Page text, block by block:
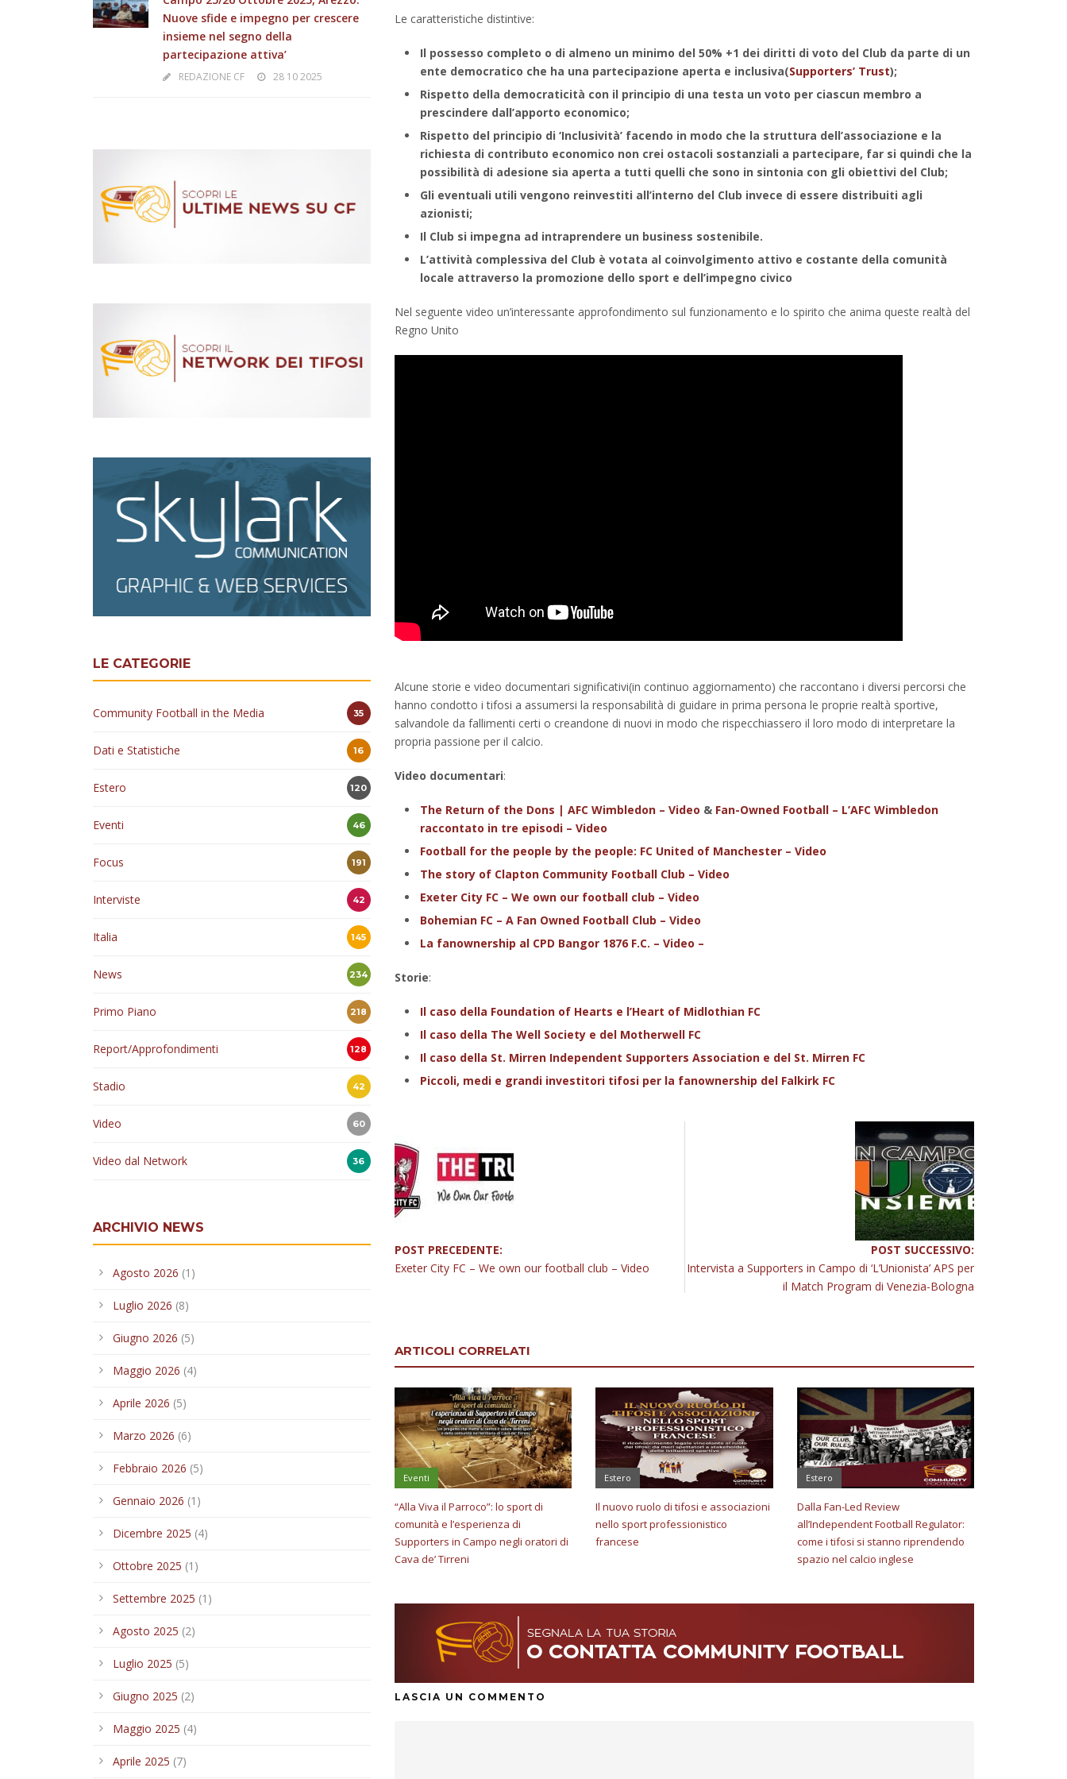
Le caratteristiche distintive:
Il possesso completo o di almeno un minimo del 50% +1 dei diritti di voto del Club da parte di un
ente democratico che ha una partecipazione aperta e inclusiva(Supporters’ Trust);
Rispetto della democraticità con il principio di una testa un voto per ciascun membro a
prescindere dall’apporto economico;
Rispetto del principio di ‘Inclusività’ facendo in modo che la struttura dell’associazione e la
richiesta di contributo economico non crei ostacoli sostanziali a partecipare, far si quindi che la
possibilità di adesione sia aperta a tutti quelli che sono in sintonia con gli obiettivi del Club;
Gli eventuali utili vengono reinvestiti all’interno del Club invece di essere distribuiti agli
azionisti;
Il Club si impegna ad intraprendere un business sostenibile.
L’attività complessiva del Club è votata al coinvolgimento attivo e costante della comunità
locale attraverso la promozione dello sport e dell’impegno civico
Nel seguente video un’interessante approfondimento sul funzionamento e lo spirito che anima queste realtà del
Regno Unito
Alcune storie e video documentari significativi(in continuo aggiornamento) che raccontano i diversi percorsi che
hanno condotto i tifosi a assumersi la responsabilità di guidare in prima persona le proprie realtà sportive,
salvandole da fallimenti certi o creandone di nuovi in modo che rispecchiassero il loro modo di interpretare la
propria passione per il calcio.
Video documentari:
The Return of the Dons | AFC Wimbledon – Video & Fan-Owned Football – L’AFC Wimbledon
raccontato in tre episodi – Video
Football for the people by the people: FC United of Manchester – Video
The story of Clapton Community Football Club – Video
Exeter City FC – We own our football club – Video
Bohemian FC – A Fan Owned Football Club – Video
La fanownership al CPD Bangor 1876 F.C. – Video –
Storie:
Il caso della Foundation of Hearts e l’Heart of Midlothian FC
Il caso della The Well Society e del Motherwell FC
Il caso della St. Mirren Independent Supporters Association e del St. Mirren FC
Piccoli, medi e grandi investitori tifosi per la fanownership del Falkirk FC
POST PRECEDENTE:
Exeter City FC – We own our football club – Video
POST SUCCESSIVO:
Intervista a Supporters in Campo di ‘L’Unionista’ APS per
il Match Program di Venezia-Bologna
ARTICOLI CORRELATI
Eventi
“Alla Viva il Parroco”: lo sport di
comunità e l’esperienza di
Supporters in Campo negli oratori di
Cava de’ Tirreni
Estero
Il nuovo ruolo di tifosi e associazioni
nello sport professionistico
francese
Estero
Dalla Fan-Led Review
all’Independent Football Regulator:
come i tifosi si stanno riprendendo
spazio nel calcio inglese
LASCIA UN COMMENTO
Nuove sfide e impegno per crescere
insieme nel segno della
partecipazione attiva’
REDAZIONE CF 28 10 2025
LE CATEGORIE
Community Football in the Media 35
Dati e Statistiche 16
Estero 120
Eventi 46
Focus 191
Interviste 42
Italia 145
News 234
Primo Piano 218
Report/Approfondimenti 128
Stadio 42
Video 60
Video dal Network 36
ARCHIVIO NEWS
Agosto 2026 (1)
Luglio 2026 (8)
Giugno 2026 (5)
Maggio 2026 (4)
Aprile 2026 (5)
Marzo 2026 (6)
Febbraio 2026 (5)
Gennaio 2026 (1)
Dicembre 2025 (4)
Ottobre 2025 (1)
Settembre 2025 (1)
Agosto 2025 (2)
Luglio 2025 (5)
Giugno 2025 (2)
Maggio 2025 (4)
Aprile 2025 (7)